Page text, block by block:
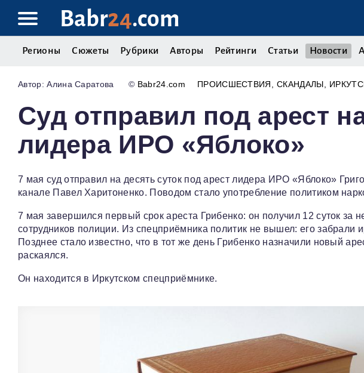
Babr24.com
Регионы Сюжеты Рубрики Авторы Рейтинги Статьи Новости
Алина Саратова © Babr24.com ПРОИСШЕСТВИЯ СКАНДАЛЫ
Суд отправил под арест
лидера ИРО «Яблоко»
7 мая суд отправил на десять суток под арест лидера ИРО «Яблоко»
канале Павел Харитоненко. Поводом стало употребление политиком
7 мая завершился первый срок ареста Грибенко: он получил 12 суток за
сотрудников полиции. Из спецприёмника политик не вышел: его забрали
Позднее стало известно, что в тот же день Грибенко назначили новый
раскаялся.
Он находится в Иркутском спецприёмнике.